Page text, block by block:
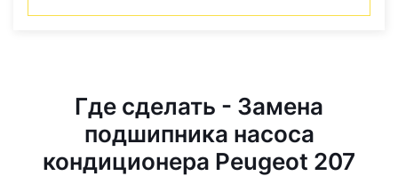
Где сделать - Замена
подшипника насоса
кондиционера Peugeot 207